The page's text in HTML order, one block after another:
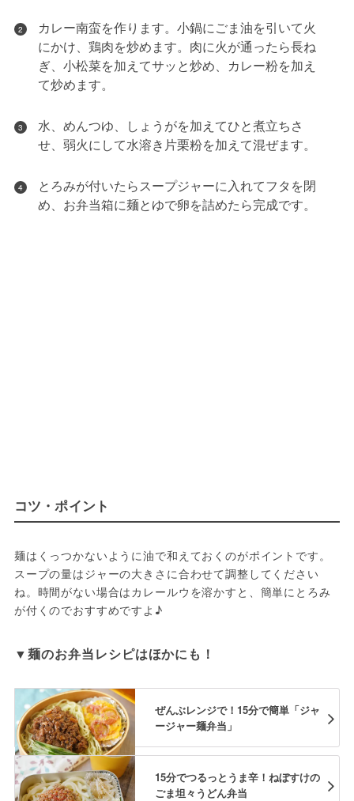
2
カレー南蛮を作ります。小鍋にごま油を引いて火
にかけ、鶏肉を炒めます。肉に火が通ったら長ね
ぎ、小松菜を加えてサッと炒め、カレー粉を加え
て炒めます。
3
水、めんつゆ、しょうがを加えてひと煮立ちさ
せ、弱火にして水溶き片栗粉を加えて混ぜます。
4
とろみが付いたらスープジャーに入れてフタを閉
め、お弁当箱に麺とゆで卵を詰めたら完成です。
コツ・ポイント
麺はくっつかないように油で和えておくのがポイントです。
スープの量はジャーの大きさに合わせて調整してください
ね。時間がない場合はカレールウを溶かすと、簡単にとろみ
▼麺のお弁当レシピはほかにも！
ぜんぶレンジで！15分で簡単「ジャ
ージャー麺弁当」
15分でつるっとうま辛！ねぼすけの
ごま坦々うどん弁当